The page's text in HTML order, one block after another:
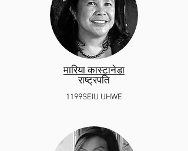
मारिया कास्टानेडा
राष्ट्रपति
1199SEIU UHWE